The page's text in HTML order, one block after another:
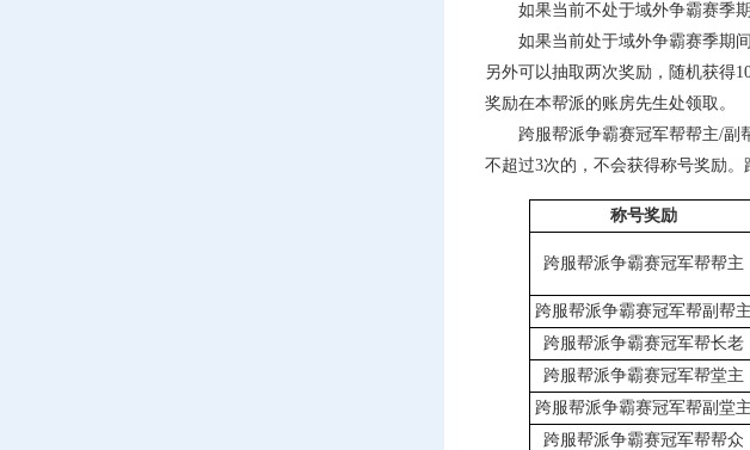
如果当前不处于域外争霸赛季期
如果当前处于域外争霸赛季期间
另外可以抽取两次奖励，随机获得
奖励在本帮派的账房先生处领取。
跨服帮派争霸赛冠军帮帮主/副帮
不超过3次的，不会获得称号奖励。
称号奖励
跨服帮派争霸赛冠军帮帮主
跨服帮派争霸赛冠军帮副帮主
跨服帮派争霸赛冠军帮长老
跨服帮派争霸赛冠军帮堂主
跨服帮派争霸赛冠军帮副堂主
跨服帮派争霸赛冠军帮帮众